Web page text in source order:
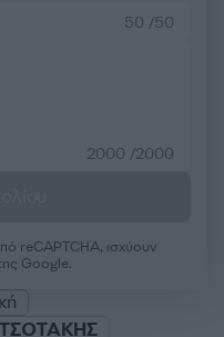
50 /50
2000 /2000
reCAPTCHA, ισχύουν
Google.